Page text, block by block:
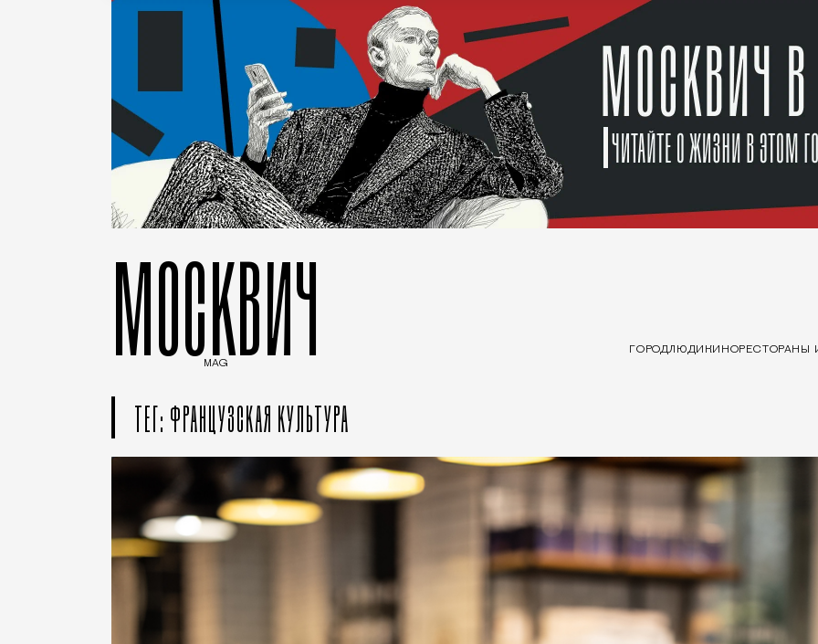
МОСКВИЧ
MAG
ГОРОДЛЮДИ КИНОРЕСТОРАНЫ
ТЕГ: ФРАНЦУЗСКАЯ КУЛЬТУРА